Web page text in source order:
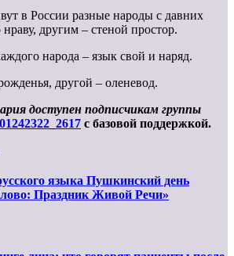
в России разные народы с давних
другим – стеной простор.
народа – язык свой и наряд.
другой – оленевод.
доступен подписчикам группы
с базовой поддержкой.
языка Пушкинский день
Праздник Живой Речи»